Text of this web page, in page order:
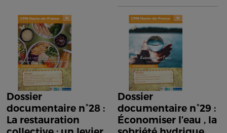
Dossier
documentaire n°28 :
La restauration
Dossier
documentaire n°29 :
Économiser l’eau , la